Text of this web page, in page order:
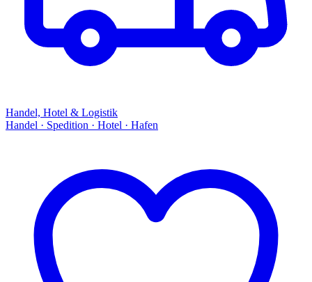
Handel, Hotel & Logistik
Handel · Spedition · Hotel · Hafen